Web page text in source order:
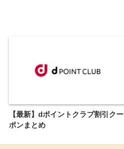
【最新】dポイントクラブ割引クー
ポンまとめ